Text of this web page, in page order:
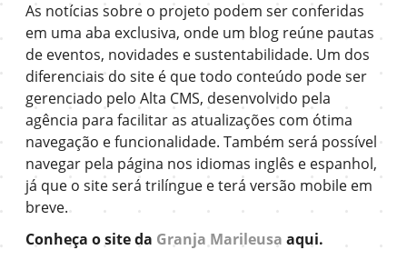
As notícias sobre o projeto podem ser conferidas
em uma aba exclusiva, onde um blog reúne pautas
de eventos, novidades e sustentabilidade. Um dos
diferenciais do site é que todo conteúdo pode ser
gerenciado pelo Alta CMS, desenvolvido pela
agência para facilitar as atualizações com ótima
navegação e funcionalidade. Também será possível
navegar pela página nos idiomas inglês e espanhol,
já que o site será trilíngue e terá versão mobile em
breve.
Conheça o site da Granja Marileusa aqui.